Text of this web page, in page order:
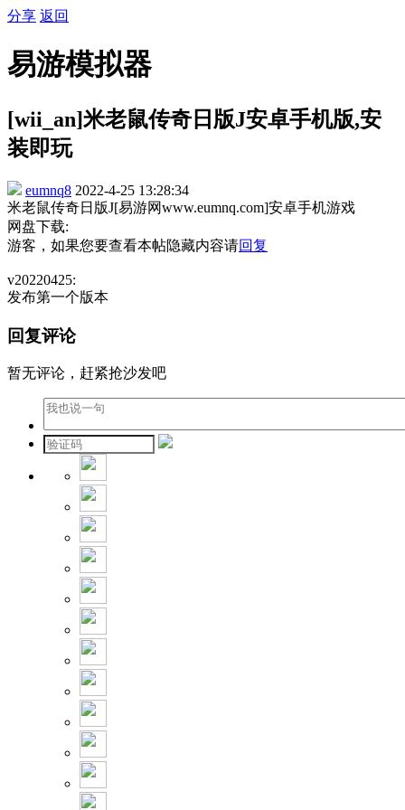
分享 返回
易游模拟器
[wii_an]米老鼠传奇日版J安卓手机版,安
装即玩
eumnq8 2022-4-25 13:28:34
米老鼠传奇日版J[易游网www.eumnq.com]安卓手机游戏
网盘下载:
游客，如果您要查看本帖隐藏内容请回复
v20220425:
发布第一个版本
回复评论
暂无评论，赶紧抢沙发吧